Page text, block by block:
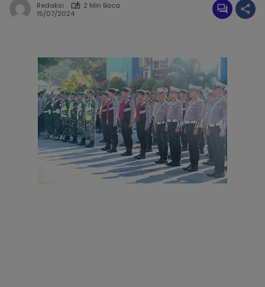
Redaksi
2 Min Baca
15/07/2024